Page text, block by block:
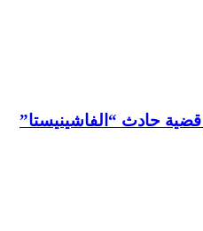
حادث “الفاشينيستا”